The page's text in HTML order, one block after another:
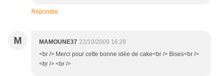
Répondre
M MAMOUNE37 22/10/2009 16:28
<br /> Merci pour cette bonne idée de cake<br /> Bises<br />
<br /> <br />